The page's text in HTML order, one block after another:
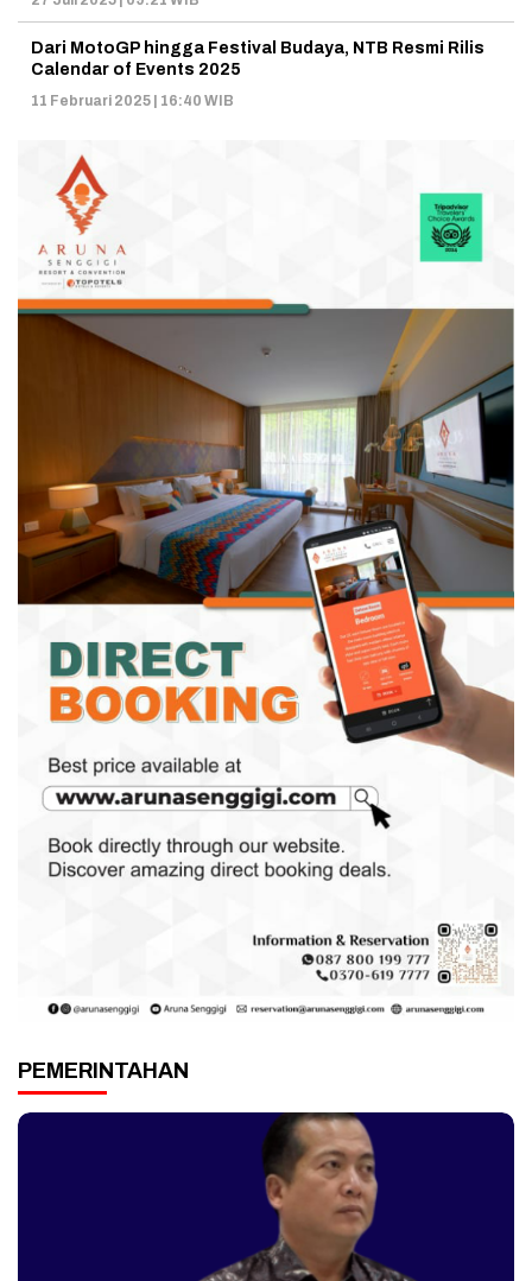
Dari MotoGP hingga Festival Budaya, NTB Resmi Rilis
Calendar of Events 2025
11 Februari 2025 | 16:40 WIB
PEMERINTAHAN